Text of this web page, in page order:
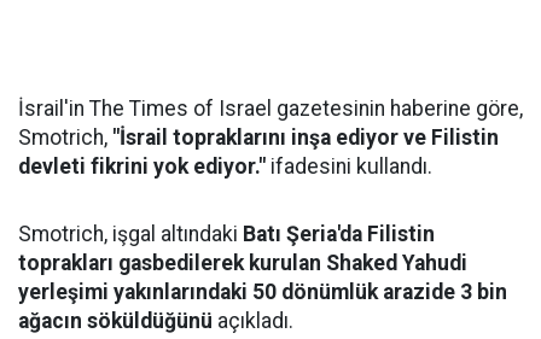
İsrail'in The Times of Israel gazetesinin haberine göre,
Smotrich, "İsrail topraklarını inşa ediyor ve Filistin
devleti fikrini yok ediyor." ifadesini kullandı.
Smotrich, işgal altındaki Batı Şeria'da Filistin
toprakları gasbedilerek kurulan Shaked Yahudi
yerleşimi yakınlarındaki 50 dönümlük arazide 3 bin
ağacın söküldüğünü açıkladı.